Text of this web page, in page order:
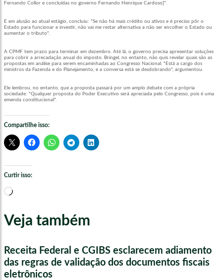
Fernando Collor e concluídas no governo Fernando Henrique Cardoso]".
E em alusão ao atual estágio, concluiu: "Se não há mais crédito ou ativos e é preciso pôr o
Estado para funcionar e investir, não vai me restar alternativa a não ser encolher o Estado ou
aumentar o tributo".
A CPMF tem prazo para terminar em dezembro. Até lá, o governo precisa apresentar soluções
para cobrir a arrecadação anual do imposto. Bringel, no entanto, não quis revelar quais são as
propostas em análise para serem encaminhadas ao Congresso Nacional. "Está a cargo dos
ministros da Fazenda e do Planejamento, e a conversa está se desdobrando", argumentou.
Ele lembrou, no entanto, que a proposta passará por um amplo debate com a própria
sociedade: "Qualquer proposta do Poder Executivo será apreciada pelo Congresso, pois é uma
emenda constitucional".
Compartilhe isso:
Curtir isso:
Carregando...
Veja também
Receita Federal e CGIBS esclarecem adiamento
das regras de validação dos documentos fiscais
eletrônicos